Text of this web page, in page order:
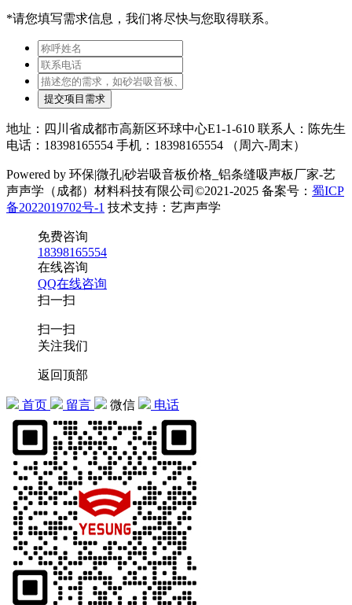
*请您填写需求信息，我们将尽快与您取得联系。
提交项目需求
地址：四川省成都市高新区环球中心E1-1-610 联系人：陈先生
电话：18398165554 手机：18398165554 （周六-周末）
Powered by 环保|微孔|砂岩吸音板价格_铝条缝吸声板厂家-艺
声声学（成都）材料科技有限公司©2021-2025 备案号： 蜀ICP
备2022019702号-1 技术支持：艺声声学
免费咨询
18398165554
在线咨询
QQ在线咨询
扫一扫
扫一扫
关注我们
返回顶部
首页 留言 微信 电话